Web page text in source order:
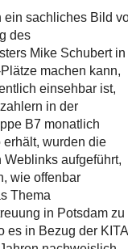
ein sachliches Bild
des
Mike Schubert in
machen kann,
einsehbar ist,
in der
B7 monatlich
erhält, wurden die
Weblinks aufgeführt,
wie offenbar
Thema
in Potsdam zu
es in Bezug der